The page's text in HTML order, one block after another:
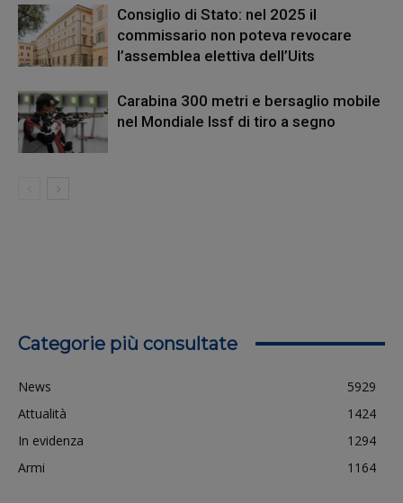
Consiglio di Stato: nel 2025 il
commissario non poteva revocare
l’assemblea elettiva dell’Uits
Carabina 300 metri e bersaglio mobile
nel Mondiale Issf di tiro a segno
Categorie più consultate
News
5929
Attualità
1424
In evidenza
1294
Armi
1164